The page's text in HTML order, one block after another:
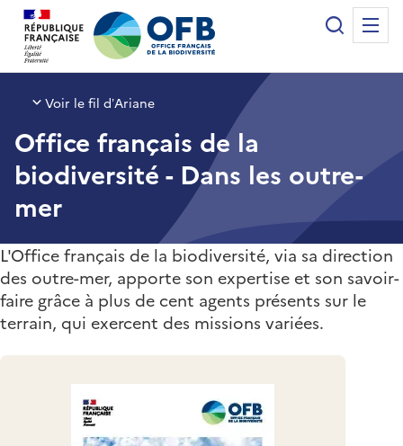
Office français de la biodiversité
Recherche
Voir le fil d’Ariane
Office français de la
biodiversité - Dans les outre-
mer
L'Office français de la biodiversité, via sa direction
des outre-mer, apporte son expertise et son savoir-
faire grâce à plus de cent agents présents sur le
terrain, qui exercent des missions variées.
Panneau de gestion des cookies